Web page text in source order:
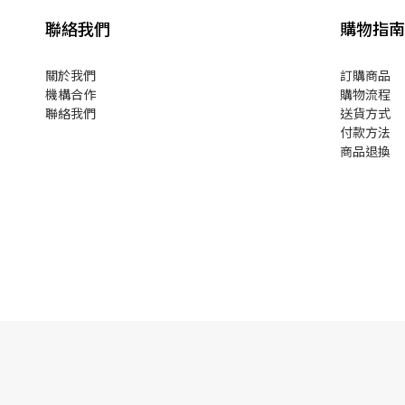
聯絡我們
關於我們
機構合作
聯絡我們
購物指南
訂購商品
購物流程
送貨方式
付款方法
商品退換